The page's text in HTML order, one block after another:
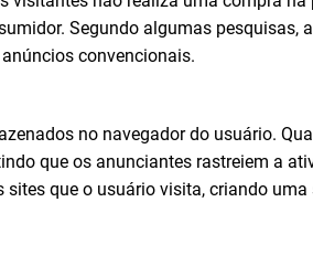
Segundo algumas pesquisas,
convencionais.
no navegador do usuário.
que os anunciantes rastreiem a
que o usuário visita, criando uma